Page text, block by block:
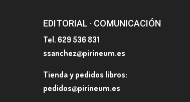
EDITORIAL · COMUNICACIÓN
Tel. 629 536 831
ssanchez@pirineum.es
Tienda y pedidos libros:
pedidos@pirineum.es